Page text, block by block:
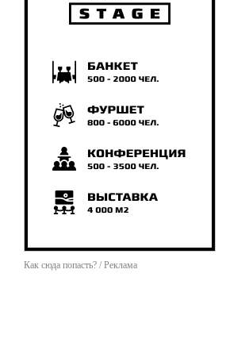
Как сюда попасть? / Реклама